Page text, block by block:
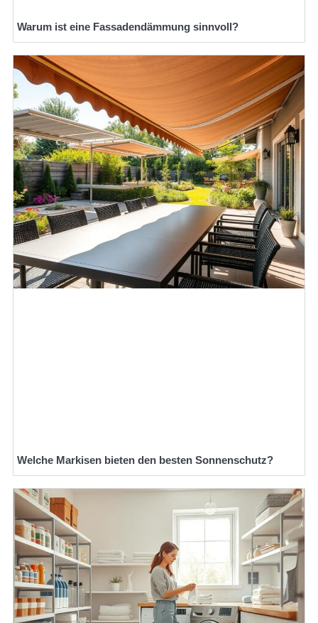
Warum ist eine Fassadendämmung sinnvoll?
Welche Markisen bieten den besten Sonnenschutz?